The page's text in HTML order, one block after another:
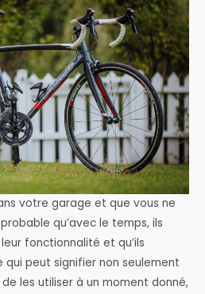
votre garage et que vous ne
qu’avec le temps, ils
fonctionnalité et qu’ils
qui peut signifier non seulement
les utiliser à un moment donné,